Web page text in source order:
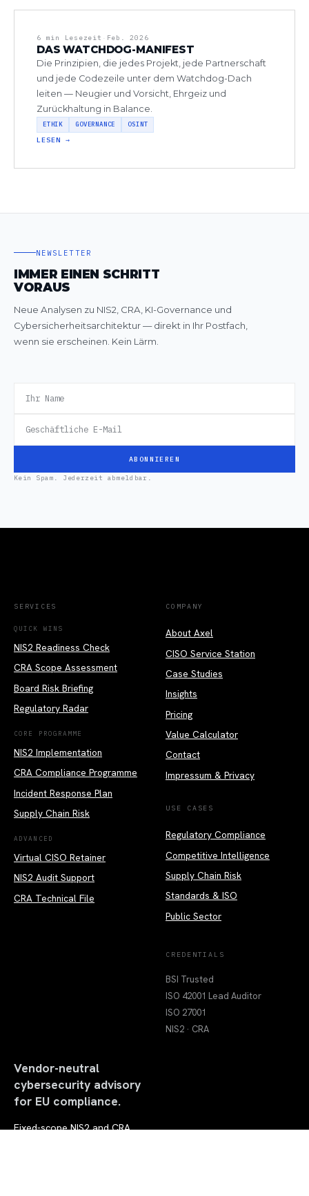
6 min Lesezeit · Feb. 2026
DAS WATCHDOG-MANIFEST
Die Prinzipien, die jedes Projekt, jede Partnerschaft
und jede Codezeile unter dem Watchdog-Dach
leiten — Neugier und Vorsicht, Ehrgeiz und
Zurückhaltung in Balance.
ETHIK GOVERNANCE OSINT
LESEN →
NEWSLETTER
IMMER EINEN SCHRITT
VORAUS
Neue Analysen zu NIS2, CRA, KI-Governance und
Cybersicherheitsarchitektur — direkt in Ihr Postfach,
wenn sie erscheinen. Kein Lärm.
ABONNIEREN
Kein Spam. Jederzeit abmeldbar.
SERVICES
QUICK WINS
NIS2 Readiness Check
CRA Scope Assessment
Board Risk Briefing
Regulatory Radar
CORE PROGRAMME
NIS2 Implementation
CRA Compliance Programme
Incident Response Plan
Supply Chain Risk
ADVANCED
Virtual CISO Retainer
NIS2 Audit Support
CRA Technical File
COMPANY
About Axel
CISO Service Station
Case Studies
Insights
Pricing
Value Calculator
Contact
Impressum & Privacy
USE CASES
Regulatory Compliance
Competitive Intelligence
Supply Chain Risk
Standards & ISO
Public Sector
CREDENTIALS
BSI Trusted
ISO 42001 Lead Auditor
ISO 27001
NIS2 · CRA
Vendor-neutral
cybersecurity advisory
for EU compliance.
Fixed-scope NIS2 and CRA